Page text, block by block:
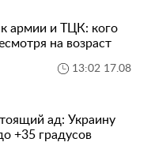
к армии и ТЦК: кого
на возраст
13:02 17.08
ад: Украину
+35 градусов